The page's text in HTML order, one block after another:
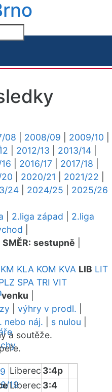
19
08 2008/09 2009/10
2012/13 2013/14
2016/17 2017/18
2020/21 2021/22
24 2024/25
2025/26
2.liga západ
2.liga
SMĚR: sestupně
KLA KOM KVA LIB LIT
SPA TRI VIT
venku
výhry v prodl.
nebo náj. s nulou
a soutěže.
Liberec 3:4p
Liberec 3:4